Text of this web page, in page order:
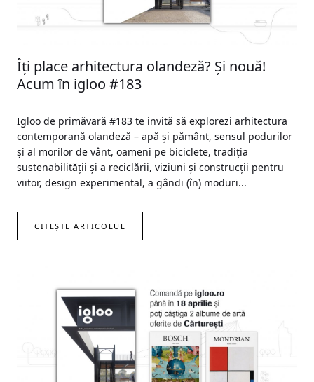
Îți place arhitectura olandeză? Și nouă!
Acum în igloo #183
Igloo de primăvară #183 te invită să explorezi arhitectura
contemporană olandeză – apă și pământ, sensul podurilor
și al morilor de vânt, oameni pe biciclete, tradiția
sustenabilității și a reciclării, viziuni și construcții pentru
viitor, design experimental, a gândi (în) moduri...
CITEȘTE ARTICOLUL